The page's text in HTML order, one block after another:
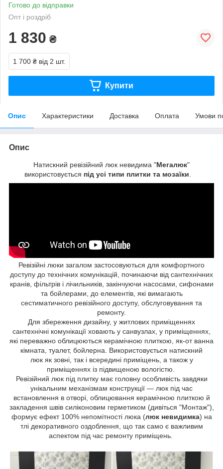
Готово до відправки
Опт і роздріб
1 830 ₴
1 700 ₴ від 2 шт.
Купити
Опис Характеристики Доставка Оплата Умови
Опис
Натискний ревізійний люк невидима "Мегалюк"
використовується під усі типи плитки та мозаїки
Ревізійні люки загалом застосовуються для комфортного
доступу до технічних комунікацій, починаючи від сантехнічних
кранів, фільтрів і лічильників, закінчуючи насосами, сифонами
та бойлерами, до елементів, які вимагають
сестиматичного ревізійного доступу, обслуговування та
ремонту.
Для збереження дизайну, у житлових приміщеннях
сантехнічні комунікації ховають у санвузлах, у приміщеннях,
які переважно облицюються керамічною плиткою, як-от ванна
кімната, туалет, бойлерна. Використовується натискний
люк як зовні, так і всередині приміщень, а також у
приміщеннях із підвищеною вологістю.
Ревізійний люк під плитку має головну особливість завдяки
унікальним механізмам конструкції — люк під час
встановлення в отворі, облицювання керамічною плиткою й
закладення швів силіконовим герметиком (дивіться "Монтаж"),
формує ефект 100% непомітності люка (люк невидимка) на
тлі декоративного оздоблення, що так само є важливим
аспектом під час ремонту приміщень.